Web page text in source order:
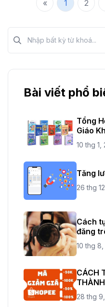
« 1 2
Tìm kiếm?>
Bài viết phổ
Tổng
Giáo
10 thg 1,
Tăng
26 thg
Cách
đăng
10 thg
CÁCH
THỎA
28 thg